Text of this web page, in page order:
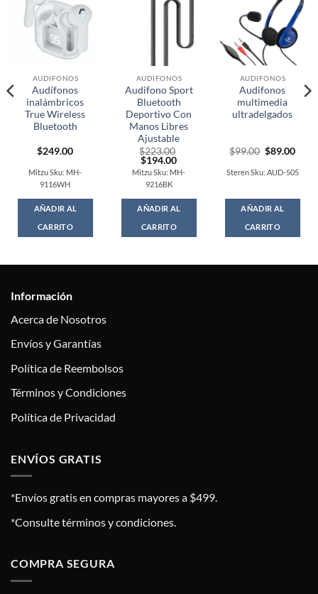
AUDIFONOS
Audífonos
inalámbricos
True Wireless
Bluetooth
$249.00
Mitzu Sku: MH-
9116WH
AÑADIR AL
CARRITO
AUDIFONOS
Audifono Sport
Bluetooth
Deportivo Con
Manos Libres
Ajustable
$223.00
Original
price
was:
$223.00.
$194.00Current
price
is:
Mitzu Sku: MH-
9216BK
AÑADIR AL
CARRITO
AUDIFONOS
Audifonos
multimedia
ultradelgados
$99.00 Original
was:
$99.00.
$89.00
is:
Steren Sku: AUD-505
AÑADIR AL
CARRITO
Información
Acerca de Nosotros
Envíos y Garantías
Política de Reembolsos
Términos y Condiciones
Política de Privacidad
ENVÍOS GRATIS
*Envíos gratis en compras mayores a $499.
*Consulte términos y condiciones.
COMPRA SEGURA